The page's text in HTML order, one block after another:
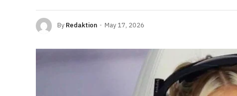
By Redaktion May 17, 2026